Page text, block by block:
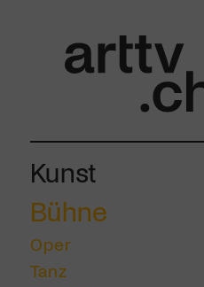
Kunst
Bühne
Oper
Tanz